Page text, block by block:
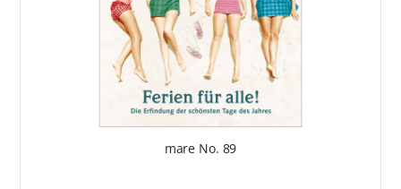
mare No. 89